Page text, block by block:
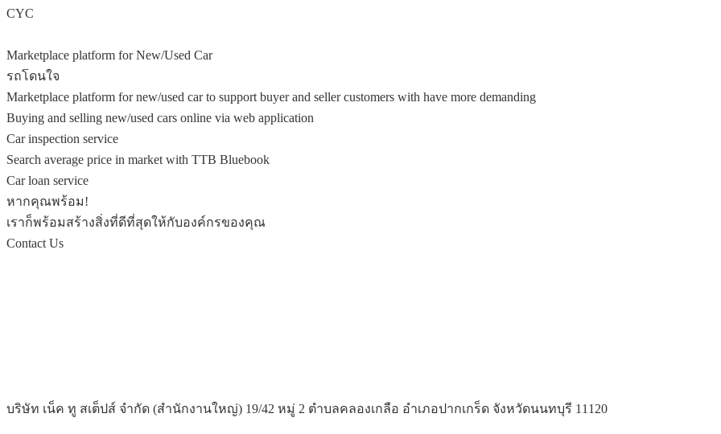
CYC
Marketplace platform for New/Used Car
รถโดนใจ
Marketplace platform for new/used car to support buyer and seller customers with have more demanding
Buying and selling new/used cars online via web application
Car inspection service
Search average price in market with TTB Bluebook
Car loan service
หากคุณพร้อม!
เราก็พร้อมสร้างสิ่งที่ดีที่สุดให้กับองค์กรของคุณ
Contact Us
บริษัท เน็ค ทู สเต็ปส์ จำกัด (สำนักงานใหญ่) 19/42 หมู่ 2 ตำบลคลองเกลือ อำเภอปากเกร็ด จังหวัดนนทบุรี 11120